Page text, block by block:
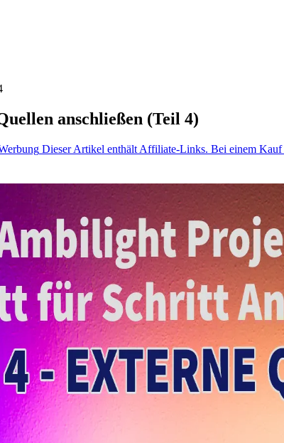
anschließen (Teil 4)
Dieser Artikel enthält Affiliate-Links. Bei einem